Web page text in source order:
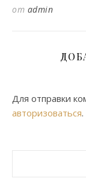
от admin
Для отправки
авторизоваться.